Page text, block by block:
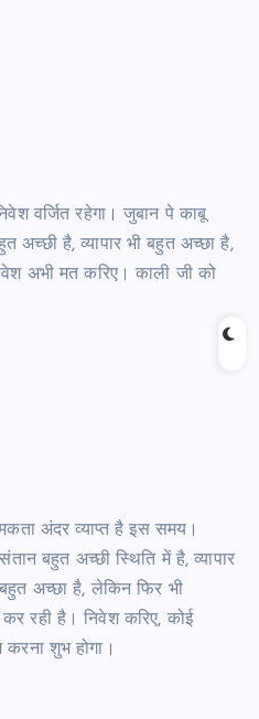
वर्जित रहेगा। जुबान पे काबू
अच्छी है, व्यापार भी बहुत अच्छा है,
अभी मत करिए। काली जी को
अंदर व्याप्त है इस समय।
बहुत अच्छी स्थिति में है, व्यापार
अच्छा है, लेकिन फिर भी
रही है। निवेश करिए, कोई
शुभ होगा।